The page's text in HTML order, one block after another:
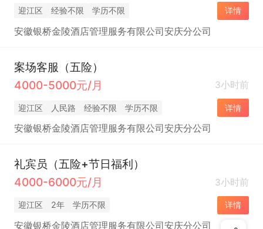
迎江区 经验不限 学历不限 详情
安徽银桥金陵酒店管理服务有限公司安庆分公司
案场客服（五险）
4000-5000元/月
3小时前
迎江区 人民路 经验不限 学历不限 详情
安徽银桥金陵酒店管理服务有限公司安庆分公司
礼宾员（五险+节日福利）
4000-6000元/月
3小时前
迎江区 2年 学历不限 详情
安徽银桥金陵酒店管理服务有限公司安庆分公司